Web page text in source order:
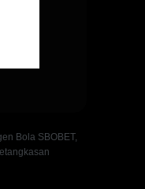
Bola SBOBET,